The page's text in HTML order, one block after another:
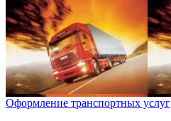
Оформление транспортных услуг